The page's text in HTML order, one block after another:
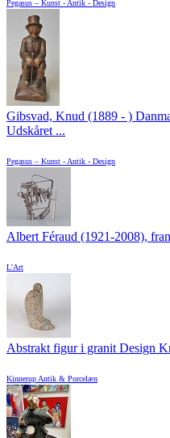
Pegasus – Kunst - Antik - Design
Gibsvad, Knud (1889 - )
Udskåret ...
Pegasus – Kunst - Antik - Design
Albert Féraud (1921-2008),
L'Art
Abstrakt figur i granit Design
Kinnerup Antik & Porcelæn